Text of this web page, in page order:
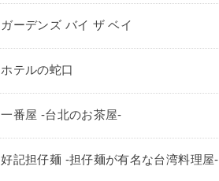
ガーデンズ バイ ザ ベイ
ホテルの蛇口
一番屋 -台北のお茶屋-
好記担仔麺 -担仔麺が有名な台湾料理屋-